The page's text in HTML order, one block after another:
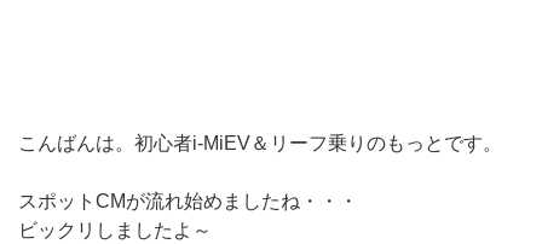
こんばんは。初心者i-MiEV＆リーフ乗りのもっとです。
スポットCMが流れ始めましたね・・・
ビックリしましたよ～